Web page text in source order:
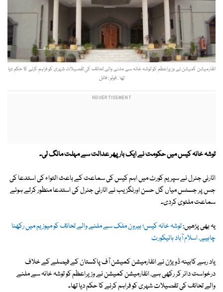
انفارمیشن کمیشن نے وزیراعظم کو توشہ خانہ سے ملنے والے تحائف کی تفصیلات شہری کو فراہم کرنے کا حکم دیا
تھا . فوٹو : فائل
توشہ خانہ کیس میں حکومت نے ایک بار پھر عدالت سے مہلت مانگ لی۔
اٹارنی جنرل نے سپریم کورٹ میں اہم کیس کی سماعت کے باعث التواء کی استدعا کی
جس پر جسٹس میاں گل حسن اورنگزیب نے اٹارنی جنرل کی استدعا منظور کرتے ہوئے
سماعت ملتوی کردی۔
یہ بھی پڑھیں:توشہ خانہ کیس؛ بیرون ملک سے ملنے والے تحائف کو میوزیم میں رکھنا
چاہیے، اسلام آباد ہائیکورٹ
یاد رہے کابینہ ڈویژن نے انفارمیشن کمیشن آف پاکستان کے فیصلے کے خلاف
درخواست دائر کر رکھی ہے، انفارمیشن کمیشن نے وزیراعظم کو توشہ خانہ سے ملنے
والے تحائف کی تفصیلات شہری کو فراہم کرنے کا حکم دیا تھا۔